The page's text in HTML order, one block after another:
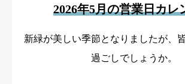
2026年5月の営業日カレ
新緑が美しい季節となりましたが、
過ごしでしょうか。
事務所からのお知らせ
法律コラム